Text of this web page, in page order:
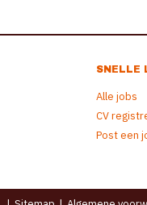
SNELLE
Alle jobs
CV
Post een